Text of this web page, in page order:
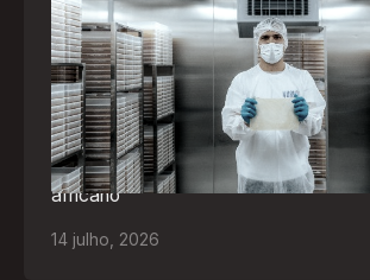
empresas brasileiras
representar o Brasil na maior
negócios de Angola
Empresa participará da FILDA 2026,
levando tecnologias brasileiras para
feridas, ostomia e proteção cutânea
africano
14 julho 2026